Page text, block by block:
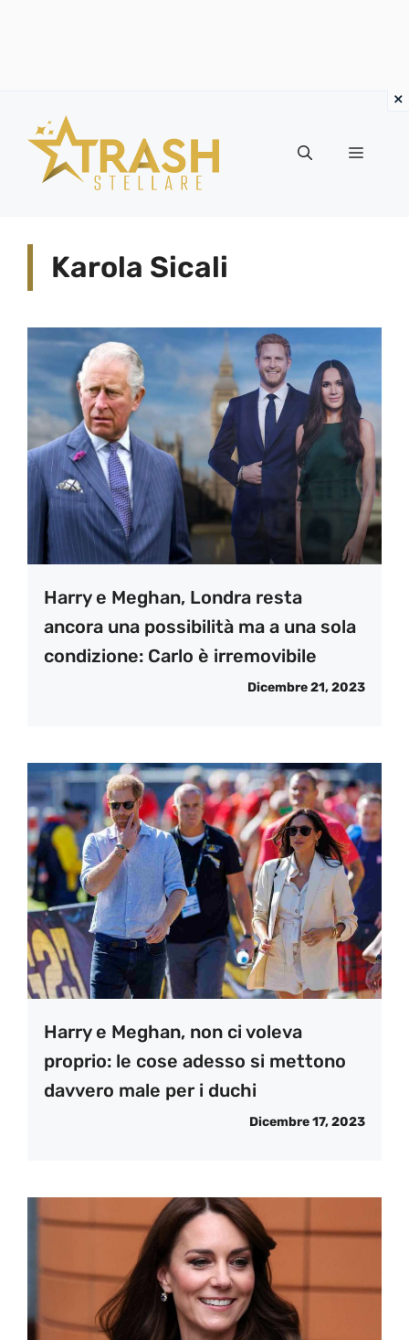
contenuto
Menu
Karola Sicali
Harry e Meghan, Londra resta
ancora una possibilità ma a una sola
condizione: Carlo è irremovibile
Dicembre 21, 2023
Harry e Meghan, non ci voleva
proprio: le cose adesso si mettono
davvero male per i duchi
Dicembre 17, 2023